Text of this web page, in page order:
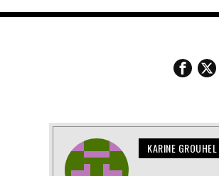
KARINE GROUHEL